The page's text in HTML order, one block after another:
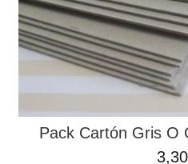
Pack Cartón Gris O